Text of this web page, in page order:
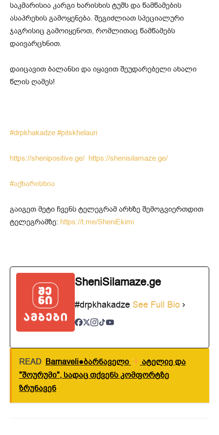
საკმარისია კარგი ხარისხის ტუშს და წამწამების
ასაპრეხის გამოყენება. შეგიძლიათ სპეციალური
ჯაგრისიც გამოიყენოთ, რომლითაც წამწამებს
დაივარცხნით.
დაიცავით ბალანსი და იყავით შეუდარებელი ახალი
წლის ღამეს!
#drpkhakadze #pitskhelauri
https://shenipositive.ge/ https://shenisilamaze.ge/
#აქხარისხია
გაიგეთ მეტი ჩვენს ტელეგრამ არხზე შემოგვიერთდით
ტელეგრამზე: https://t.me/SheniEkimi
SheniSilamaze.ge
#drpkhakadze See Full Bio
READ Barnaveli●ბარნაველი
ატელიე და
"შოურუმი", სადაც თქვენს კომფორტზე
ზრუნავენ